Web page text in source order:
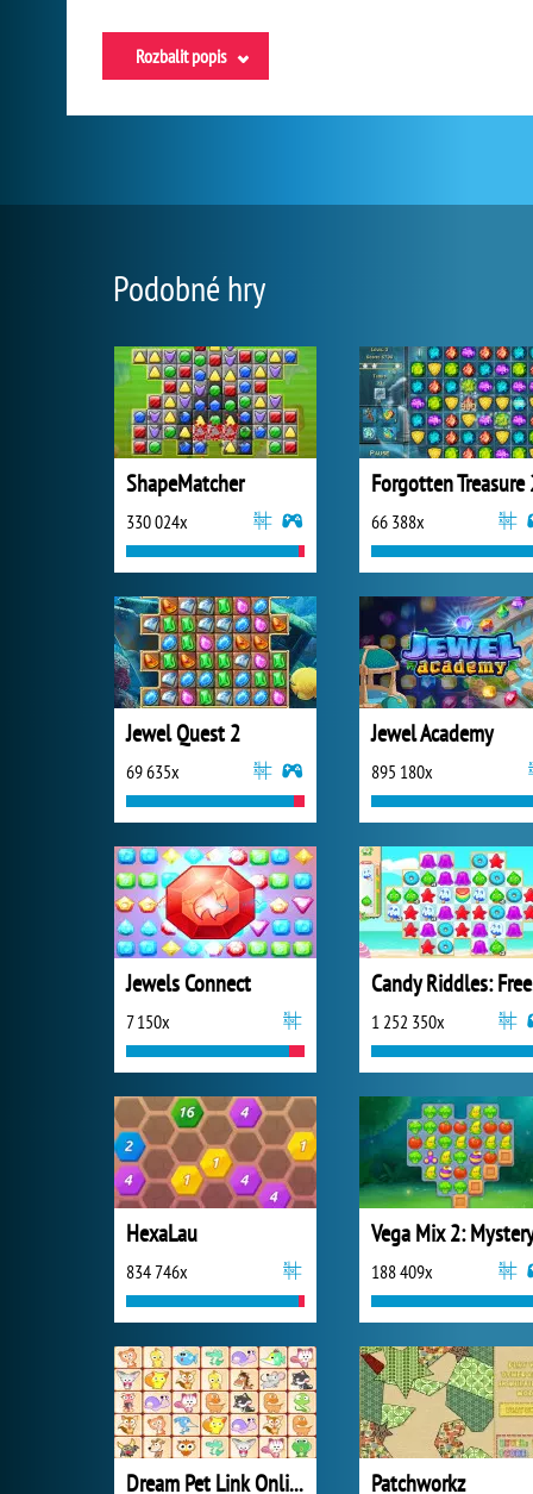
Rozbalit popis
Podobné hry
ShapeMatcher
330 024x
Forgotten Treasure
66 388x
Jewel Quest 2
69 635x
Jewel Academy
895 180x
Jewels Connect
7 150x 1 252 350x
HexaLau
834 746x 188 409x
Dream Pet Link Online Patchworkz